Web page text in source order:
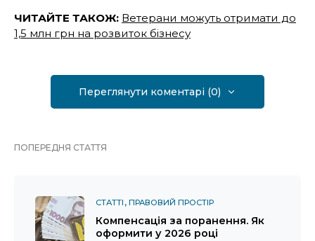
ЧИТАЙТЕ ТАКОЖ: Ветерани можуть отримати до
1,5 млн грн на розвиток бізнесу
Переглянути коментарі (0)
ПОПЕРЕДНЯ СТАТТЯ
СТАТТІ ПРАВОВИЙ ПРОСТІР
Компенсація за поранення. Як
оформити у 2026 році